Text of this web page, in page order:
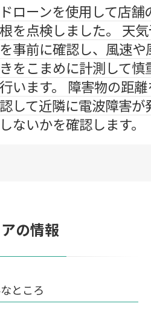
て店舗の屋
。 天気予報
風速や風向
して慎重に
の距離を確
障害が発生
ます。
の情報
ところ